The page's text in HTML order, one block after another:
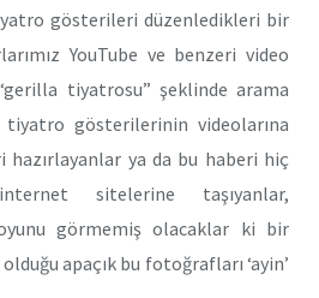
gösterileri düzenledikleri bir
YouTube ve benzeri video
tiyatrosu” şeklinde arama
tiyatro gösterilerinin videolarına
hazırlayanlar ya da bu haberi hiç
sitelerine taşıyanlar,
görmemiş olacaklar ki bir
apaçık bu fotoğrafları ‘ayin’